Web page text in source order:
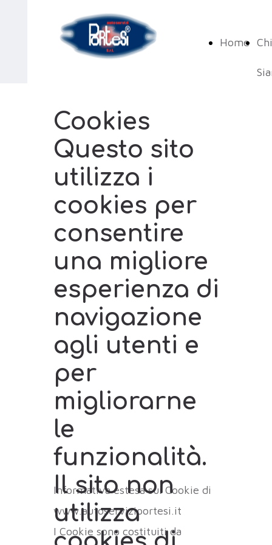
Home Chi
Cookies
Questo sito
utilizza i
cookies per
consentire
una migliore
esperienza di
navigazione
agli utenti e
per
migliorarne
le
funzionalità.
Il sito non
utilizza
Informativa estesa sui Cookie di
www.autoserviziportesi.it
I Cookie sono costituiti da